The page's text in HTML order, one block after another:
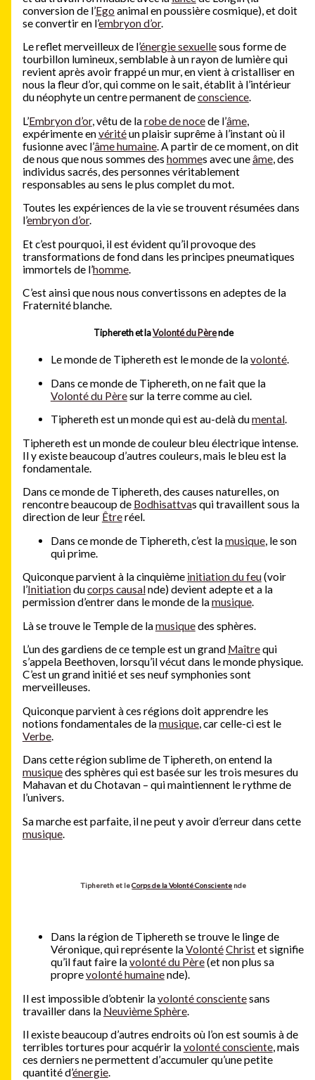
conversion de l’Ego animal en poussière cosmique), et doit
se convertir en l’embryon d’or.
Le reflet merveilleux de l’énergie sexuellesous forme de
tourbillon lumineux, semblable à un rayon de lumière qui
revient après avoir frappé un mur, en vient à cristalliser en
nous la fleur d’or, qui comme on le sait, établit à l’intérieur
du néophyte un centre permanent deconscience.
L’Embryon d’or, vêtu de larobe de nocede l’âme,
expérimente envéritéun plaisir suprême à l’instant où il
fusionne avec l’âme humaine. A partir de ce moment, on dit
de nous que nous sommes des hommes avec uneâme, des
individus sacrés, des personnes véritablement
responsables au sens le plus complet du mot.
Toutes les expériences de la vie se trouvent résumées dans
l’embryon d’or.
Et c’est pourquoi, il est évident qu’il provoque des
transformations de fond dans les principes pneumatiques
immortels de l’homme.
C’est ainsi que nous nous convertissons en adeptes de la
Fraternité blanche.
Tiphereth et laVolonté du Pèrende
Le monde de Tiphereth est le monde de lavolonté.
Dans ce monde de Tiphereth, on ne fait que la
Volonté du Pèresur la terre comme au ciel.
Tiphereth est un monde qui est au-delà dumental.
Tiphereth est un monde de couleur bleu électrique intense.
Il y existe beaucoup d’autres couleurs, mais le bleu est la
fondamentale.
Dans ce monde de Tiphereth, des causes naturelles, on
rencontre beaucoup de Bodhisattvas qui travaillent sous la
direction de leur Êtreréel.
Dans ce monde de Tiphereth, c’est lamusique, le son
qui prime.
Quiconque parvient à la cinquième initiation du feu(voir
l’Initiationducorps causalnde) devient adepte et a la
permission d’entrer dans le monde de lamusique.
Là se trouve le Temple de lamusiquedes sphères.
L’un des gardiens de ce temple est un grand Maîtrequi
s’appela Beethoven, lorsqu’il vécut dans le monde physique.
C’est un grand initié et ses neuf symphonies sont
merveilleuses.
Quiconque parvient à ces régions doit apprendre les
notions fondamentales de lamusique, car celle-ci est le
Verbe.
Dans cette région sublime de Tiphereth, on entend la
musiquedes sphères qui est basée sur les trois mesures du
Mahavan et du Chotavan – qui maintiennent le rythme de
l’univers.
Sa marche est parfaite, il ne peut y avoir d’erreur dans cette
musique.
Tiphereth et leCorps de la Volonté Consciente nde
Dans la région de Tiphereth se trouve le linge de
Véronique, qui représente laVolontéChristet signifie
qu’il faut faire lavolonté du Père(et non plus sa
proprevolonté humainende).
Il est impossible d’obtenir lavolonté conscientesans
travailler dans la Neuvième Sphère.
Il existe beaucoup d’autres endroits où l’on est soumis à de
terribles tortures pour acquérir lavolonté consciente, mais
ces derniers ne permettent d’accumuler qu’une petite
quantité d’énergie.